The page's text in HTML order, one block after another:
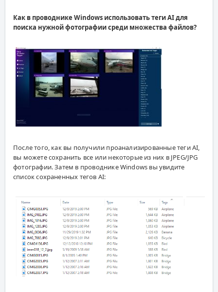
Как в проводнике Windows использовать теги AI для
поиска нужной фотографии среди множества файлов?
После того, как вы получили проанализированные теги AI,
вы можете сохранить все или некоторые из них в JPEG/JPG
фотографии. Затем в проводнике Windows вы увидите
список сохраненных тегов AI: